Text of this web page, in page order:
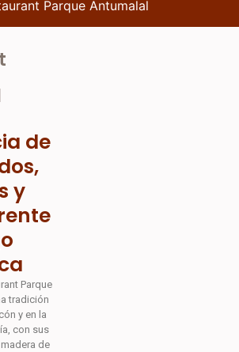
Parque Antumalal
de
y
Parque
tradición
y en la
con sus
de